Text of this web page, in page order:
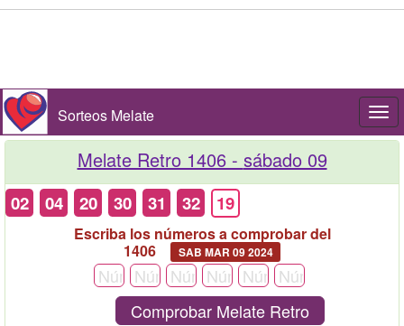
Sorteos Melate
Melate Retro 1406 - sábado 09
02 04 20 30 31 32 19
Escriba los números a comprobar del
1406
SAB MAR 09 2024
Comprobar Melate Retro